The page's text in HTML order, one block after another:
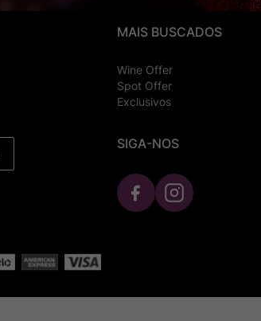
MAIS BUSCADOS
Wine Offer
Spot Offer
Exclusivos
SIGA-NOS